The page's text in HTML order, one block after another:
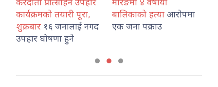
कार्यक्रमको तयारी पूरा,
शुक्रबार १६ जनालाई नगद
उपहार घोषणा हुने
बालिकाको हत्या आरोपमा
एक जना पक्राउ